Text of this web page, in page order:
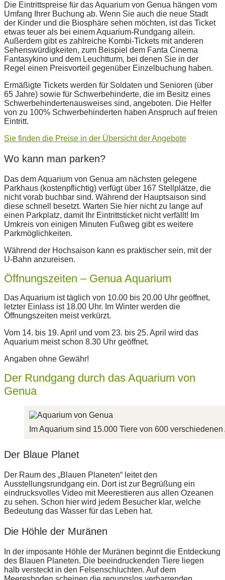
Die Eintrittspreise für das Aquarium von Genua hängen vom
Umfang Ihrer Buchung ab. Wenn Sie auch die neue Stadt
der Kinder und die Biosphäre sehen möchten, ist das Ticket
etwas teuer als bei einem Aquarium-Rundgang allein.
Außerdem gibt es zahlreiche Kombi-Tickets mit anderen
Sehenswürdigkeiten, zum Beispiel dem Fanta Cinema
Fantasykino und dem Leuchtturm, bei denen Sie in der
Regel einen Preisvorteil gegenüber Einzelbuchung haben.
Ermäßigte Tickets werden für Soldaten und Senioren (über
65 Jahre) sowie für Schwerbehinderte, die im Besitz eines
Schwerbehindertenausweises sind, angeboten. Die Helfer
von zu 100% Schwerbehinderten haben Anspruch auf freien
Eintritt.
Sie finden die Preise in der Übersicht der Angebote
Wo kann man parken?
Das dem Aquarium von Genua am nächsten gelegene
Parkhaus (kostenpflichtig) verfügt über 167 Stellplätze, die
nicht vorab buchbar sind. Während der Hauptsaison sind
diese schnell besetzt. Warten Sie hier nicht zu lange auf
einen Parkplatz, damit Ihr Eintrittsticket nicht verfällt! Im
Umkreis von einigen Minuten Fußweg gibt es weitere
Parkmöglichkeiten.
Während der Hochsaison kann es praktischer sein, mit der
U-Bahn anzureisen.
Öffnungszeiten – Genua Aquarium
Das Aquarium ist täglich von 10.00 bis 20.00 Uhr geöffnet,
letzter Einlass ist 18.00 Uhr. Im Winter werden die
Öffnungszeiten meist verkürzt.
Vom 14. bis 19. April und vom 23. bis 25. April wird das
Aquarium meist schon 8.30 Uhr geöffnet.
Angaben ohne Gewähr!
Der Rundgang durch das Aquarium von
Genua
Im Aquarium sind 15.000 Tiere von 600
Der Blaue Planet
Der Raum des „Blauen Planeten“ leitet den
Ausstellungsrundgang ein. Dort ist zur Begrüßung ein
eindrucksvolles Video mit Meerestieren aus allen Ozeanen
zu sehen. Schon hier wird jedem Besucher klar, welche
Bedeutung das Wasser für das Leben hat.
Die Höhle der Muränen
In der imposante Höhle der Muränen beginnt die Entdeckung
des Blauen Planeten. Die beeindruckenden Tiere liegen
halb versteckt in den Felsenschluchten. Auf dem